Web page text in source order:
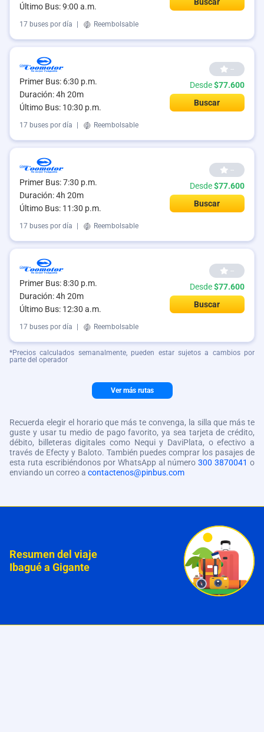
Último Bus: 9:00 a.m.
17 buses por día Reembolsable
Primer Bus: 6:30 p.m.
Duración: 4h 20m
Último Bus: 10:30 p.m.
--
Desde$77.600
Buscar
17 buses por día Reembolsable
Primer Bus: 7:30 p.m.
Duración: 4h 20m
Último Bus: 11:30 p.m.
--
Desde$77.600
Buscar
17 buses por día Reembolsable
Primer Bus: 8:30 p.m.
Duración: 4h 20m
Último Bus: 12:30 a.m.
--
Desde$77.600
Buscar
17 buses por día Reembolsable
*Precios calculados semanalmente, pueden estar sujetos a cambios por
parte del operador
Ver más rutas
Recuerda elegir el horario que más te convenga, la silla que más te
guste y usar tu medio de pago favorito, ya sea tarjeta de crédito,
débito, billeteras digitales como Nequi y DaviPlata, o efectivo a
través de Efecty y Baloto. También puedes comprar los pasajes de
esta ruta escribiéndonos por WhatsApp al número 300 3870041 o
enviando un correo a contactenos@pinbus.com
Resumen del viaje
Ibagué a Gigante